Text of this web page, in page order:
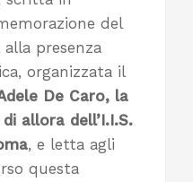
del
presenza
organizzata il
De Caro, la
allora dell’I.I.S.
, e letta agli
questa